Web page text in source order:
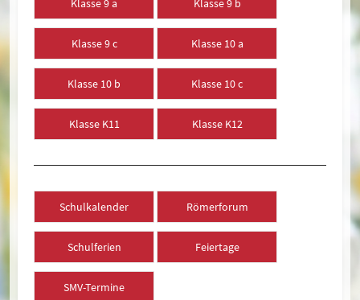
Klasse 9 a Klasse 9 b
Klasse 9 c Klasse 10 a
Klasse 10 b Klasse 10 c
Klasse K11 Klasse K12
Schulkalender Römerforum
Schulferien Feiertage
SMV-Termine